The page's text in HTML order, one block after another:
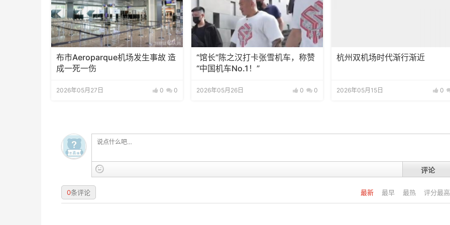
布市Aeroparque机场发生事故 造
成一死一伤
2026年05月27日 0 0
“馆长”陈之汉打卡张雪机车，称赞
“中国机车No.1！”
2026年05月26日 0 0
杭州双机场时代渐行渐近
2026年05月15日 0
评论
最新 最早 最热 评分最高
0条评论